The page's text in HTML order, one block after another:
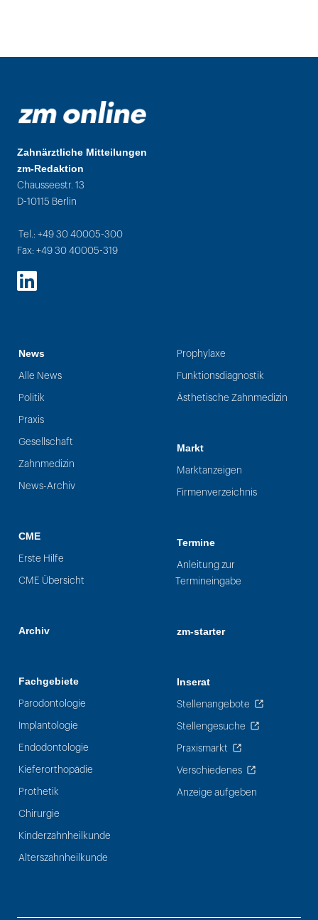
Zahnärztliche Mitteilungen
zm-Redaktion
Chausseestr. 13
D-10115 Berlin
Tel.: +49 30 40005-300
Fax: +49 30 40005-319
LinkedIn
News
Alle News
Politik
Praxis
Gesellschaft
Zahnmedizin
News-Archiv
CME
Erste Hilfe
CME Übersicht
Archiv
Fachgebiete
Parodontologie
Implantologie
Endodontologie
Kieferorthopädie
Prothetik
Chirurgie
Kinderzahnheilkunde
Alterszahnheilkunde
Prophylaxe
Funktionsdiagnostik
Ästhetische Zahnmedizin
Markt
Marktanzeigen
Firmenverzeichnis
Termine
Anleitung zur
Termineingabe
zm-starter
Inserat
Stellenangebote
Stellengesuche
Praxismarkt
Verschiedenes
Anzeige aufgeben